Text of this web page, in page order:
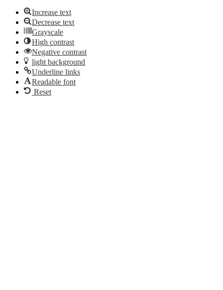
Increase text
Decrease text
Grayscale
High contrast
Negative contrast
light background
Underline links
Readable font
Reset